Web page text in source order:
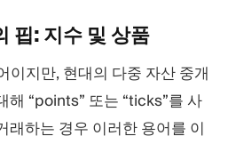
핍: 지수 및 상품
이지만, 현대의 다중 자산 중개
해 “points” 또는 “ticks”를 사
래하는 경우 이러한 용어를 이